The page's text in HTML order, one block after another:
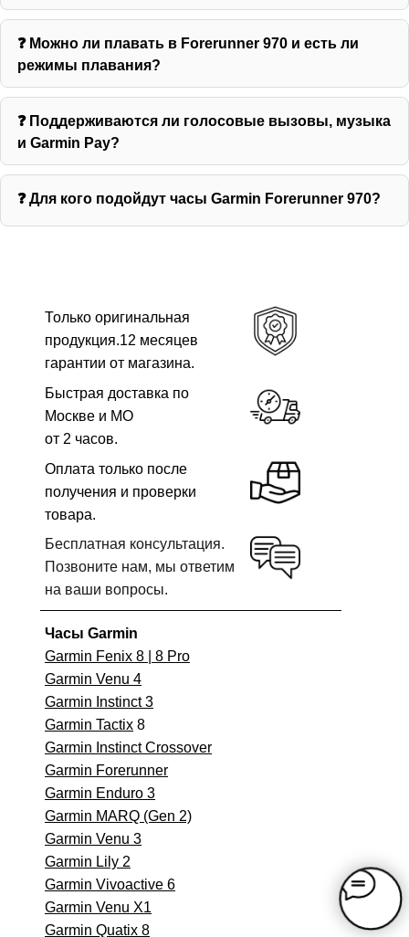
❓ Можно ли плавать в Forerunner 970 и есть ли
режимы плавания?
❓ Поддерживаются ли голосовые вызовы, музыка
и Garmin Pay?
❓ Для кого подойдут часы Garmin Forerunner 970?
Оплата только после
получения и проверки
товара.
Быстрая доставка по
Москве и МО
от 2 часов.
Бесплатная консультация.
Позвоните нам, мы ответим
на ваши вопросы.
Только оригинальная
продукция.12 месяцев
гарантии от магазина.
Часы Garmin
Garmin Fenix 8 | 8 Pro
Garmin Venu 4
Garmin Instinct 3
Garmin Tactix 8
Garmin Instinct Crossover
Garmin Forerunner
Garmin Enduro 3
Garmin MARQ (Gen 2)
Garmin Venu 3
Garmin Lily 2
Garmin Vivoactive 6
Garmin Venu X1
Garmin Quatix 8